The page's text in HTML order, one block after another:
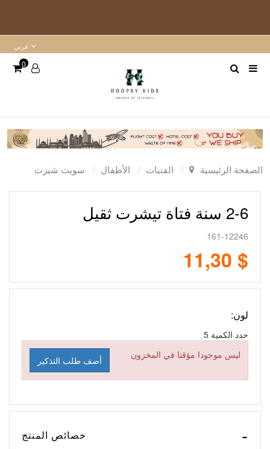
عربي
0
الصفحة الرئيسية الفتيات الأطفال سويت شيرت
2-6 سنة فتاة تيشرت ثقيل
161-12246
$ 11,30
لون:
حدد الكمية
ليس موجودا مؤقتا في المخزون
أضف طلب التذكير
خصائص المنتج